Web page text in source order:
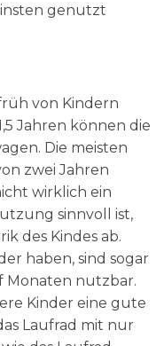
genutzt
von Kindern
Jahren können die
Die meisten
zwei Jahren
wirklich ein
sinnvoll ist,
des Kindes ab.
haben, sind sogar
Monaten nutzbar.
Kinder eine gute
Laufrad mit nur